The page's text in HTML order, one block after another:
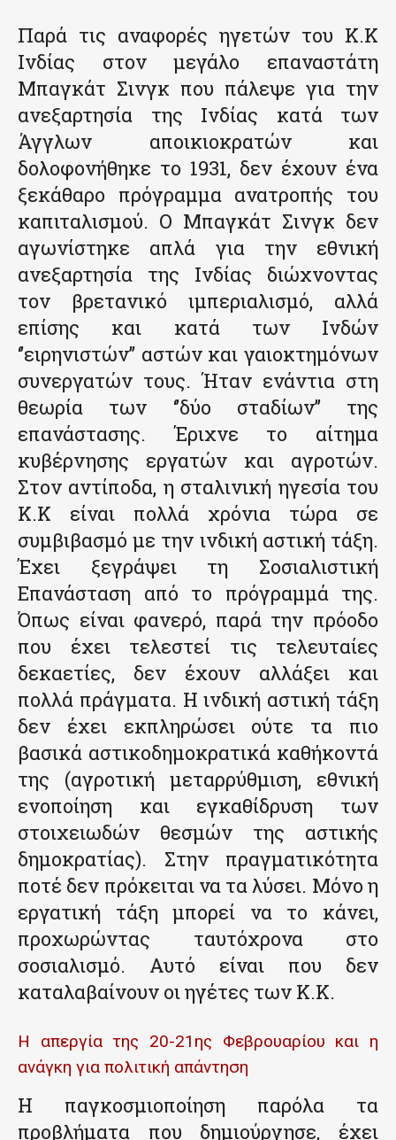
Παρά τις αναφορές ηγετών του Κ.Κ
Ινδίας στον μεγάλο επαναστάτη
Μπαγκάτ Σινγκ που πάλεψε για την
ανεξαρτησία της Ινδίας κατά των
Άγγλων αποικιοκρατών και
δολοφονήθηκε το 1931, δεν έχουν ένα
ξεκάθαρο πρόγραμμα ανατροπής του
καπιταλισμού. Ο Μπαγκάτ Σινγκ δεν
αγωνίστηκε απλά για την εθνική
ανεξαρτησία της Ινδίας διώχνοντας
τον βρετανικό ιμπεριαλισμό, αλλά
επίσης και κατά των Ινδών
‘’ειρηνιστών’’ αστών και γαιοκτημόνων
συνεργατών τους. Ήταν ενάντια στη
θεωρία των ‘’δύο σταδίων’’ της
επανάστασης. Έριχνε το αίτημα
κυβέρνησης εργατών και αγροτών.
Στον αντίποδα, η σταλινική ηγεσία του
Κ.Κ είναι πολλά χρόνια τώρα σε
συμβιβασμό με την ινδική αστική τάξη.
Έχει ξεγράψει τη Σοσιαλιστική
Επανάσταση από το πρόγραμμά της.
Όπως είναι φανερό, παρά την πρόοδο
που έχει τελεστεί τις τελευταίες
δεκαετίες, δεν έχουν αλλάξει και
πολλά πράγματα. Η ινδική αστική τάξη
δεν έχει εκπληρώσει ούτε τα πιο
βασικά αστικοδημοκρατικά καθήκοντά
της (αγροτική μεταρρύθμιση, εθνική
ενοποίηση και εγκαθίδρυση των
στοιχειωδών θεσμών της αστικής
δημοκρατίας). Στην πραγματικότητα
ποτέ δεν πρόκειται να τα λύσει. Μόνο η
εργατική τάξη μπορεί να το κάνει,
προχωρώντας ταυτόχρονα στο
σοσιαλισμό. Αυτό είναι που δεν
καταλαβαίνουν οι ηγέτες των Κ.Κ.
Η απεργία της 20-21ης Φεβρουαρίου και η
ανάγκη για πολιτική απάντηση
Η παγκοσμιοποίηση παρόλα τα
προβλήματα που δημιούργησε, έχει